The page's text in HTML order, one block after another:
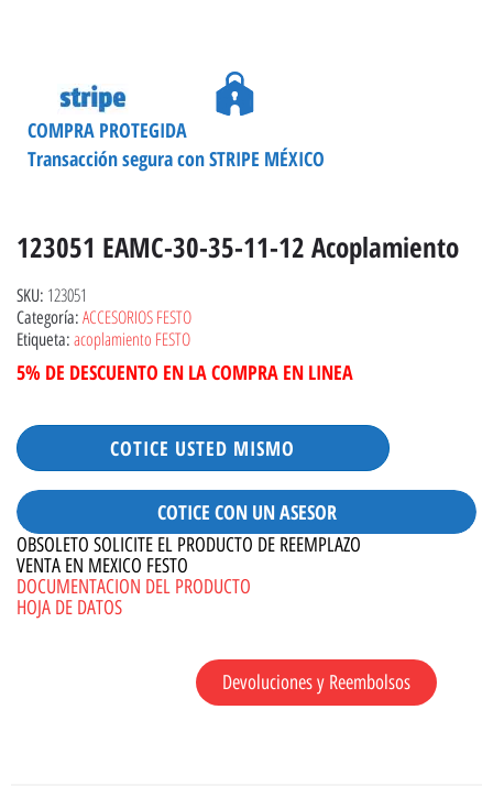
Transacción segura con STRIPE MÉXICO
COMPRA PROTEGIDA
123051 EAMC-30-35-11-12 Acoplamiento
SKU: 123051
Categoría: ACCESORIOS FESTO
Etiqueta: acoplamiento FESTO
5% DE DESCUENTO EN LA COMPRA EN LINEA
COTICE USTED MISMO
COTICE CON UN ASESOR
OBSOLETO SOLICITE EL PRODUCTO DE REEMPLAZO
VENTA EN MEXICO FESTO
DOCUMENTACION DEL PRODUCTO
HOJA DE DATOS
Devoluciones y Reembolsos